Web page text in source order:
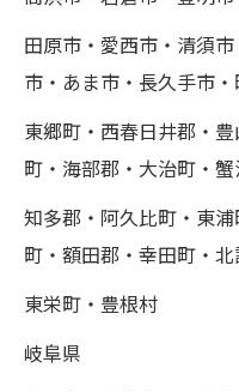
田原市・愛西市・清須
市・あま市・長久手市
東郷町・西春日井郡・
町・海部郡・大治町・
知多郡・阿久比町・東
町・額田郡・幸田町・
東栄町・豊根村
岐阜県